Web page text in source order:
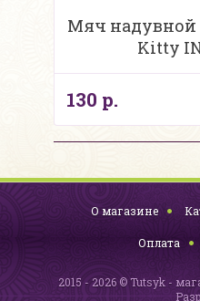
Мяч надувной
Kitty
130 р.
О магазине
Оплата
2015 - 2026 © Tutsyk -